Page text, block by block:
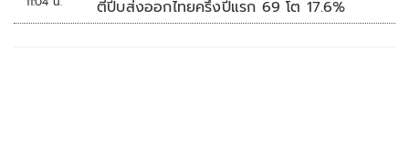
ตีปี๊บส่งออกไทยครึ่งปีแรก 69 โต 17.6%